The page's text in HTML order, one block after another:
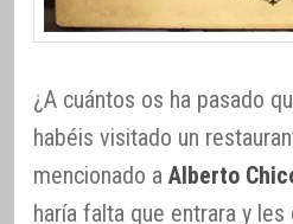
¿A cuántos os ha pasado
habéis visitado un
mencionado a Alberto
haría falta que entrara y les